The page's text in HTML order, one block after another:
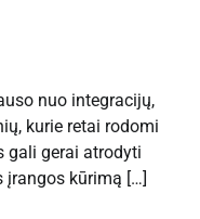
nuo integracijų,
kurie retai rodomi
gali gerai atrodyti
įrangos kūrimą […]